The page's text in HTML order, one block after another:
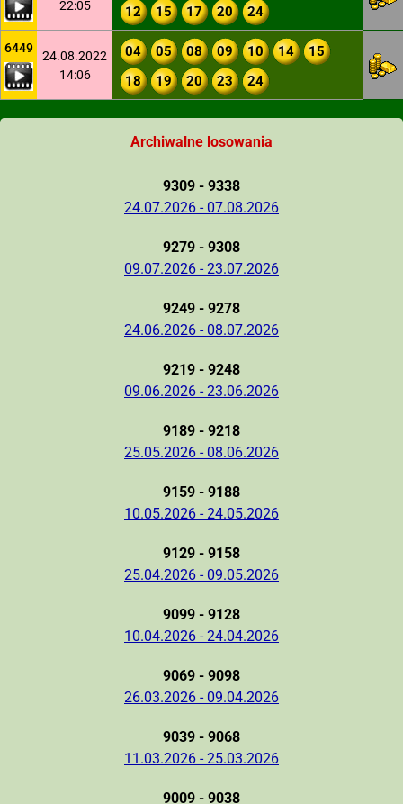
22:05
12
15 17 20 24
6449
24.08.2022
14:06
04 05 08 09 10 14
15
18
19 20 23 24
Archiwalne losowania
9309 - 9338
24.07.2026 - 07.08.2026
9279 - 9308
09.07.2026 - 23.07.2026
9249 - 9278
24.06.2026 - 08.07.2026
9219 - 9248
09.06.2026 - 23.06.2026
9189 - 9218
25.05.2026 - 08.06.2026
9159 - 9188
10.05.2026 - 24.05.2026
9129 - 9158
25.04.2026 - 09.05.2026
9099 - 9128
10.04.2026 - 24.04.2026
9069 - 9098
26.03.2026 - 09.04.2026
9039 - 9068
11.03.2026 - 25.03.2026
9009 - 9038